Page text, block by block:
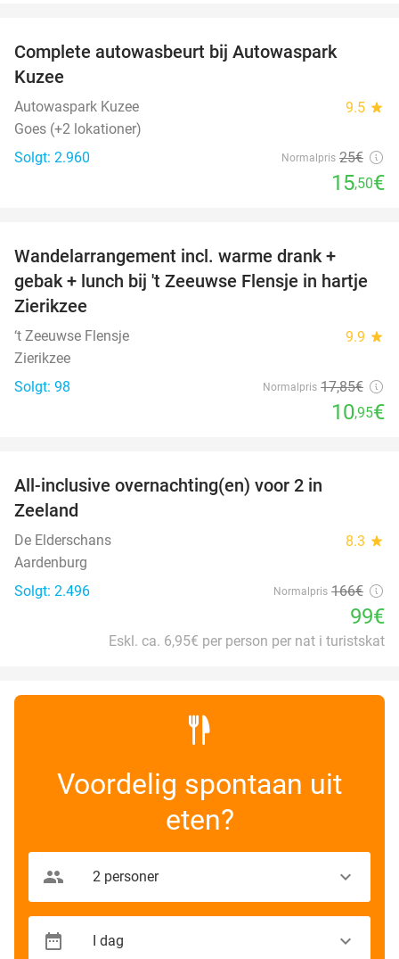
Complete autowasbeurt bij Autowaspark
Kuzee
Autowaspark Kuzee 9.5 star
Goes (+2 lokationer)
Solgt: 2.960
Normalpris 25€
15,50€
Wandelarrangement incl. warme drank +
gebak + lunch bij 't Zeeuwse Flensje in hartje
Zierikzee
‘t Zeeuwse Flensje 9.9 star
Zierikzee
Solgt: 98
Normalpris 17,85€
10,95€
All-inclusive overnachting(en) voor 2 in
Zeeland
De Elderschans 8.3 star
Aardenburg
Solgt: 2.496
Normalpris 166€
99€
Eskl. ca. 6,95€ per person per nat i turistskat
Voordelig spontaan uit
eten?